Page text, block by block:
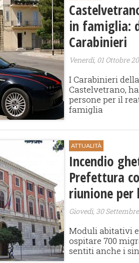
in famiglia:
Carabinieri
Venerdì, 01 Ottobre
I Carabinieri
Castelvetrano,
persone per il
famiglia
ATTUALITÀ
Incendio
Prefettura
riunione per
Giovedì, 30
Moduli abitativi
ospitare 700
sentiti anche i